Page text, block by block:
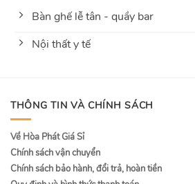
Bàn ghế lễ tân - quầy bar
Nội thất y tế
THÔNG TIN VÀ CHÍNH SÁCH
Về Hòa Phát Giá Sỉ
Chính sách vận chuyển
Chính sách bảo hành, đổi trả, hoàn tiền